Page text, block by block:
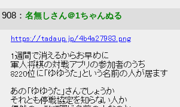
908 ： 名無しさん＠1ちゃんぬる
https://tadaup.jp/4b4a27983.png
1週間で消えるからお早めに
軍人将棋の対戦アプリの参加者のうち
8220位に「ゆゆうた」という名前の人が居ます
あの「ゆゆうた」さんでしょうか
それとも停戦協定を知らない人か